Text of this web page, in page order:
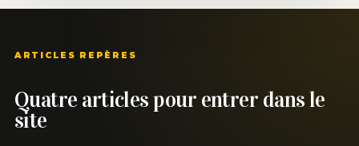
ARTICLES REPÈRES
Quatre articles pour entrer dans le
site